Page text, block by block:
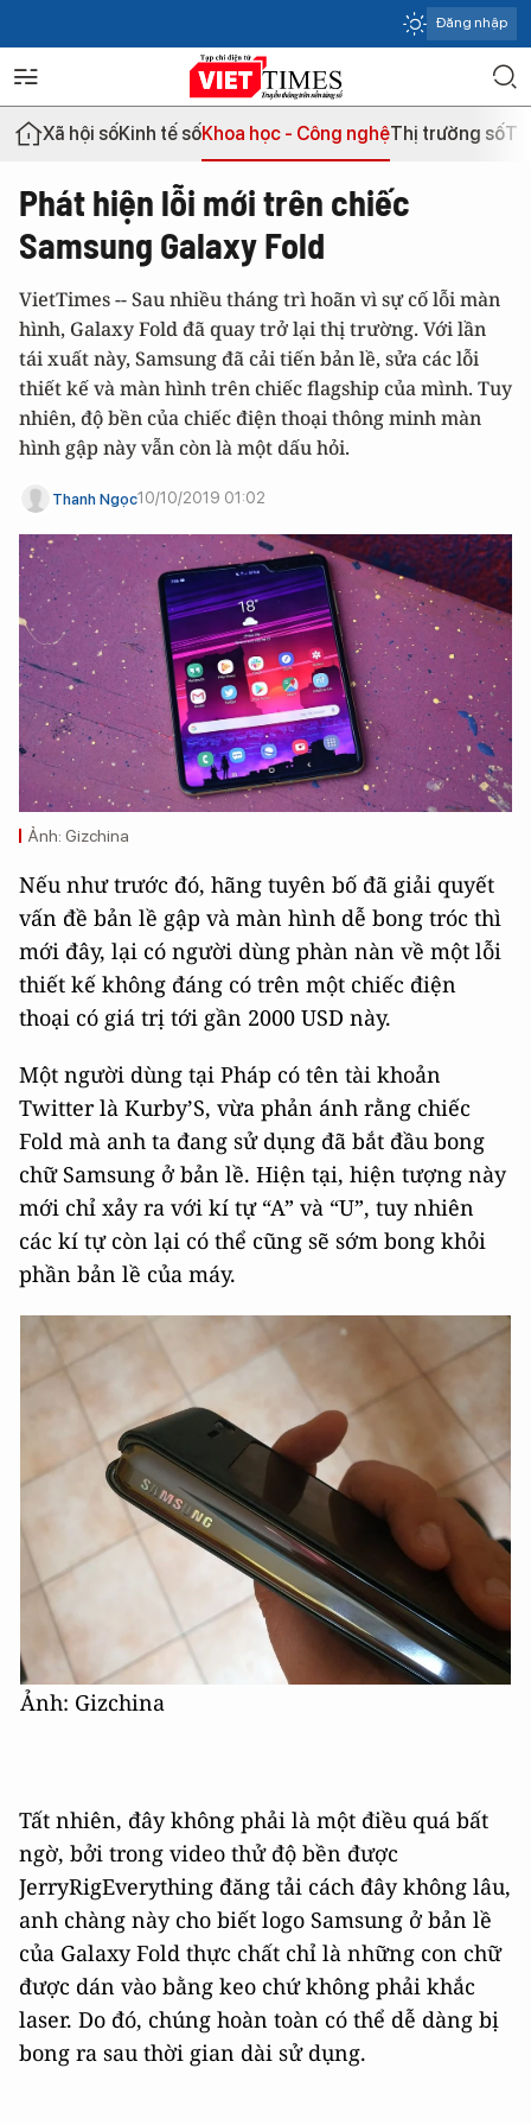
Đăng nhập
Xã hội sốKinh tế sốKhoa học - Công nghệThị trường số
Phát hiện lỗi mới trên chiếc
Samsung Galaxy Fold
VietTimes -- Sau nhiều tháng trì hoãn vì sự cố lỗi màn
hình, Galaxy Fold đã quay trở lại thị trường. Với lần
tái xuất này, Samsung đã cải tiến bản lề, sửa các lỗi
thiết kế và màn hình trên chiếc flagship của mình. Tuy
nhiên, độ bền của chiếc điện thoại thông minh màn
hình gập này vẫn còn là một dấu hỏi.
Thanh Ngọc10/10/2019 01:02
Ảnh: Gizchina
Nếu như trước đó, hãng tuyên bố đã giải quyết
vấn đề bản lề gập và màn hình dễ bong tróc thì
mới đây, lại có người dùng phàn nàn về một lỗi
thiết kế không đáng có trên một chiếc điện
thoại có giá trị tới gần 2000 USD này.
Một người dùng tại Pháp có tên tài khoản
Twitter là Kurby’S, vừa phản ánh rằng chiếc
Fold mà anh ta đang sử dụng đã bắt đầu bong
chữ Samsung ở bản lề. Hiện tại, hiện tượng này
mới chỉ xảy ra với kí tự “A” và “U”, tuy nhiên
các kí tự còn lại có thể cũng sẽ sớm bong khỏi
phần bản lề của máy.
Ảnh: Gizchina
Tất nhiên, đây không phải là một điều quá bất
ngờ, bởi trong video thử độ bền được
JerryRigEverything đăng tải cách đây không lâu,
anh chàng này cho biết logo Samsung ở bản lề
của Galaxy Fold thực chất chỉ là những con chữ
được dán vào bằng keo chứ không phải khắc
laser. Do đó, chúng hoàn toàn có thể dễ dàng bị
bong ra sau thời gian dài sử dụng.